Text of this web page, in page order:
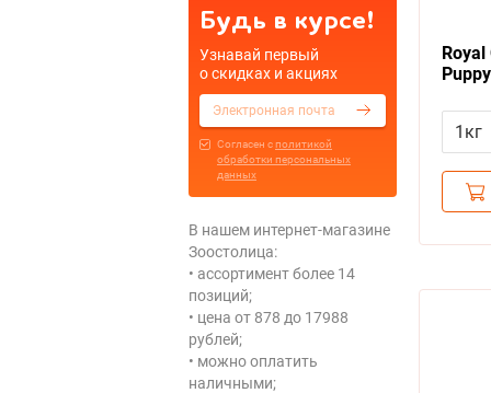
Будь в курсе!
Узнавай первый
о скидках и акциях
Cогласен сполитикой
обработки персональных
данных
В нашем интернет-магазине
Зоостолица:
• ассортимент более 14
позиций;
• цена от 878 до 17988
рублей;
• можно оплатить
наличными;
Puppy
1кг